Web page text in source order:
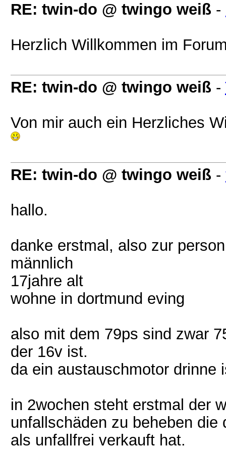
RE: twin-do @ twingo weiß -
Herzlich Willkommen im
RE: twin-do @ twingo weiß -
Von mir auch ein Herzliches
RE: twin-do @ twingo weiß -
hallo.
danke erstmal, also zur
männlich
17jahre alt
wohne in dortmund eving
also mit dem 79ps sind zwar
der 16v ist.
da ein austauschmotor drinne
in 2wochen steht erstmal der
unfallschäden zu beheben
als unfallfrei verkauft hat.